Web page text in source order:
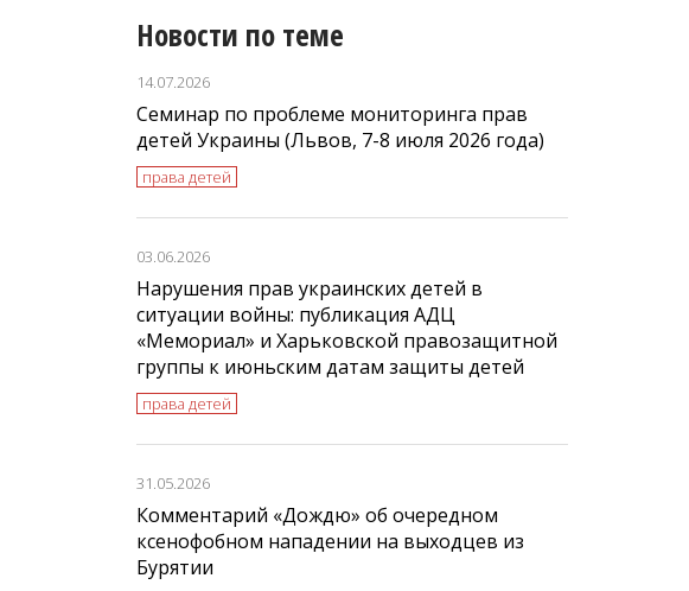
Новости по теме
14.07.2026
Семинар по проблеме мониторинга прав
детей Украины (Львов, 7-8 июля 2026 года)
права детей
03.06.2026
Нарушения прав украинских детей в
ситуации войны: публикация АДЦ
«Мемориал» и Харьковской правозащитной
группы к июньским датам защиты детей
права детей
31.05.2026
Комментарий «Дождю» об очередном
ксенофобном нападении на выходцев из
Бурятии